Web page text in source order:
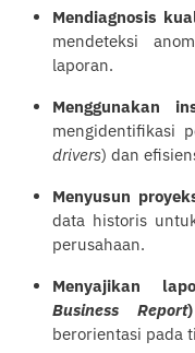
Mendiagnosis
mendeteksi
laporan.
Menggunakan
mengidentifikasi
drivers) dan
Menyusun
data historis
perusahaan.
Menyajikan
Business Report)
berorientasi pada